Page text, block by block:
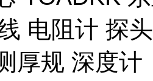
电阻计 探
厚规 深度